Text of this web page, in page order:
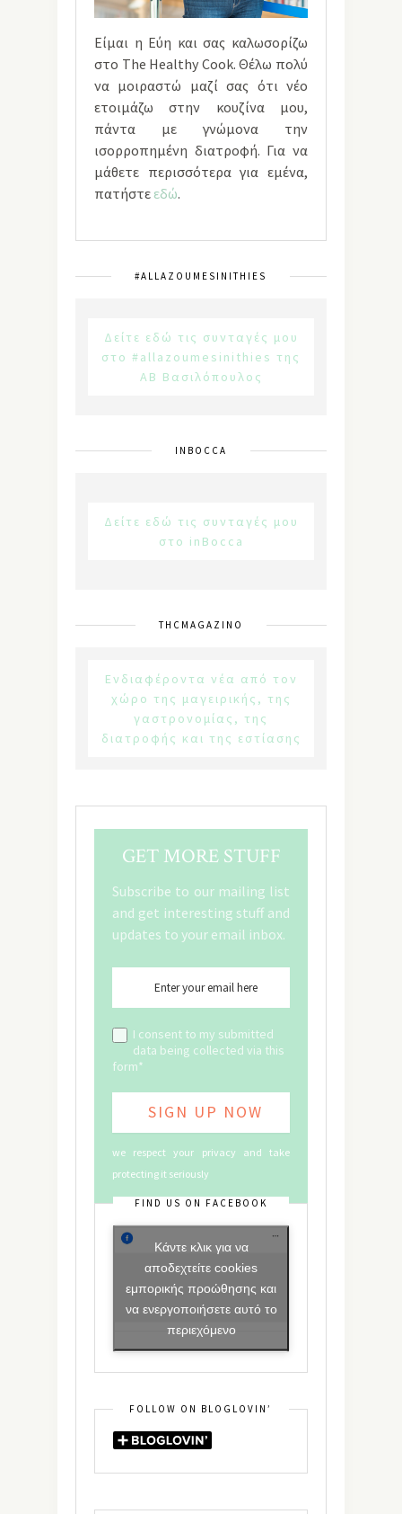
Είμαι η Εύη και σας καλωσορίζω
στο The Healthy Cook. Θέλω πολύ
να μοιραστώ μαζί σας ότι νέο
ετοιμάζω στην κουζίνα μου,
πάντα με γνώμονα την
ισορροπημένη διατροφή. Για να
μάθετε περισσότερα για εμένα,
πατήστε εδώ.
#ALLAZOUMESINITHIES
Δείτε εδώ τις συνταγές μου
στο #allazoumesinithies της
ΑΒ Βασιλόπουλος
INBOCCA
Δείτε εδώ τις συνταγές μου
στο inBocca
THCMAGAZINO
Ενδιαφέροντα νέα από τον
χώρο της μαγειρικής, της
γαστρονομίας, της
διατροφής και της εστίασης
GET MORE STUFF
Subscribe to our mailing list
and get interesting stuff and
updates to your email inbox.
I consent to my submitted
data being collected via this
form*
we respect your privacy and take
protecting it seriously
FIND US ON FACEBOOK
Κάντε κλικ για να
αποδεχτείτε cookies
εμπορικής προώθησης και
να ενεργοποιήσετε αυτό το
περιεχόμενο
FOLLOW ON BLOGLOVIN’